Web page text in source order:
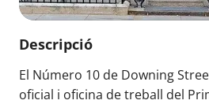
Descripció
El Número 10 de Downing
oficial i oficina de treball del